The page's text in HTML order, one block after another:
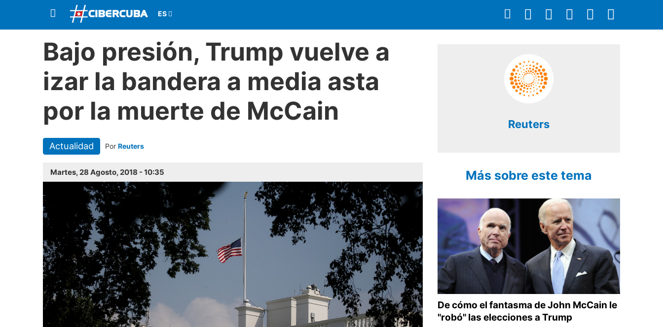
Bajo presión, Trump vuelve a
izar la bandera a media asta
por la muerte de McCain
Actualidad Por Reuters
Martes, 28 Agosto, 2018 - 10:35
Reuters
Más sobre este tema
De cómo el fantasma de John McCain le
"robó" las elecciones a Trump